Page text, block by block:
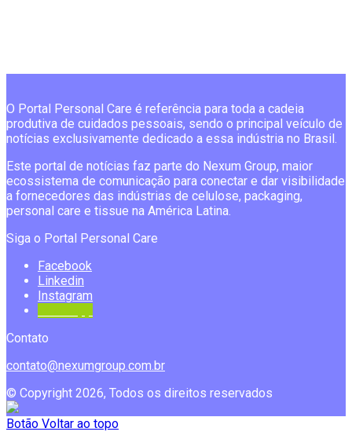
O Portal Personal Care é referência para toda a cadeia
produtiva de cuidados pessoais, sendo o principal veículo de
notícias exclusivamente dedicado a essa indústria no Brasil.
Este portal de notícias faz parte do Nexum Group, maior
ecossistema de comunicação para conectar e dar visibilidade
a fornecedores das indústrias de celulose, packaging,
personal care e tissue na América Latina.
Siga o Portal Personal Care
Facebook
Linkedin
Instagram
Contato
contato@nexumgroup.com.br
© Copyright 2026, Todos os direitos reservados
Botão Voltar ao topo